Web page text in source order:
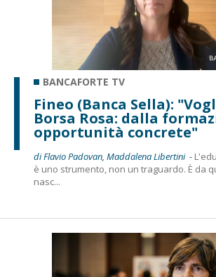
BANCAFORTE TV
Fineo (Banca Sella):
Borsa Rosa: dalla
opportunità concrete"
di Flavio Padovan, Maddalena Libertini -
è uno strumento, non un traguardo. È da
nasc...